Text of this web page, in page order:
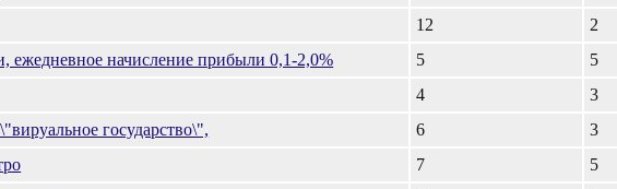
12 2
ежедневное начисление прибыли 0,1-2,0% 5 5
4 3
государство\", 6 3
7 5